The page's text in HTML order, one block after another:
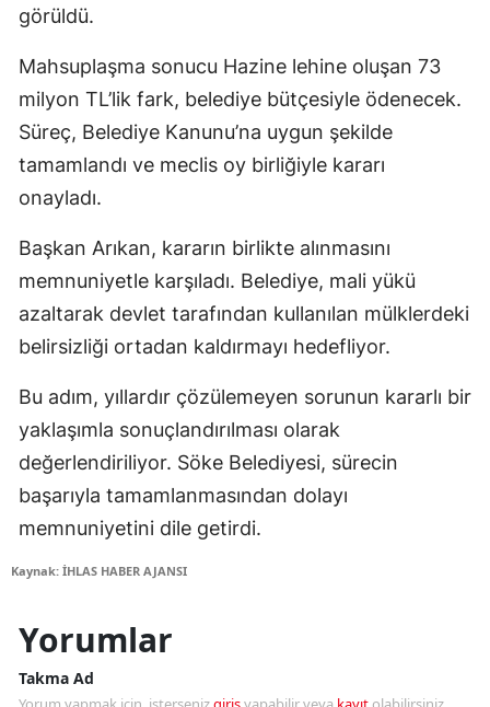
görüldü.
Mahsuplaşma sonucu Hazine lehine oluşan 73
milyon TL’lik fark, belediye bütçesiyle ödenecek.
Süreç, Belediye Kanunu’na uygun şekilde
tamamlandı ve meclis oy birliğiyle kararı
onayladı.
Başkan Arıkan, kararın birlikte alınmasını
memnuniyetle karşıladı. Belediye, mali yükü
azaltarak devlet tarafından kullanılan mülklerdeki
belirsizliği ortadan kaldırmayı hedefliyor.
Bu adım, yıllardır çözülemeyen sorunun kararlı bir
yaklaşımla sonuçlandırılması olarak
değerlendiriliyor. Söke Belediyesi, sürecin
başarıyla tamamlanmasından dolayı
memnuniyetini dile getirdi.
Kaynak: İHLAS HABER AJANSI
Yorumlar
Takma Ad